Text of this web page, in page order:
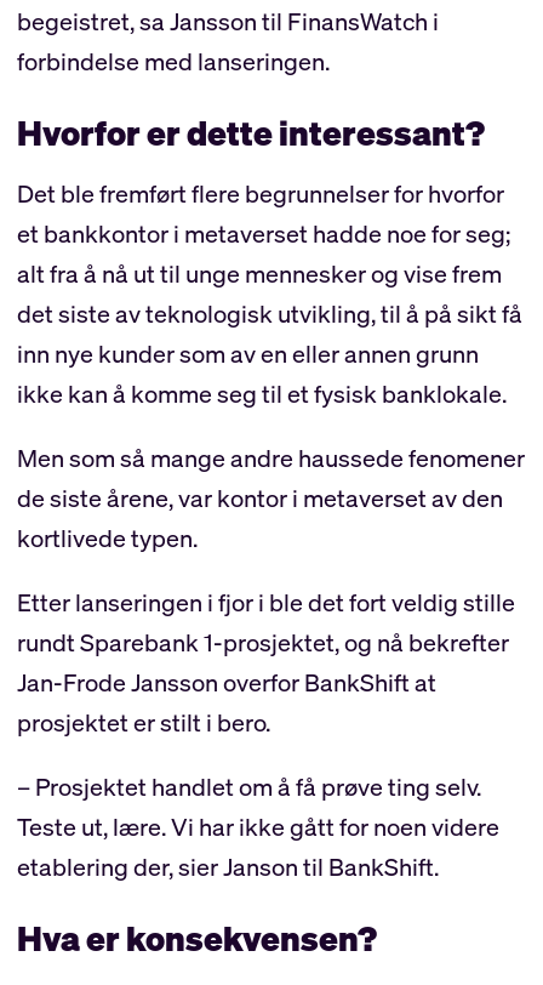
begeistret, sa Jansson til FinansWatch i
forbindelse med lanseringen.
Hvorfor er dette interessant?
Det ble fremført flere begrunnelser for hvorfor
et bankkontor i metaverset hadde noe for seg;
alt fra å nå ut til unge mennesker og vise frem
det siste av teknologisk utvikling, til å på sikt få
inn nye kunder som av en eller annen grunn
ikke kan å komme seg til et fysisk banklokale.
Men som så mange andre haussede fenomener
de siste årene, var kontor i metaverset av den
kortlivede typen.
Etter lanseringen i fjor i ble det fort veldig stille
rundt Sparebank 1-prosjektet, og nå bekrefter
Jan-Frode Jansson overfor BankShift at
prosjektet er stilt i bero.
– Prosjektet handlet om å få prøve ting selv.
Teste ut, lære. Vi har ikke gått for noen videre
etablering der, sier Janson til BankShift.
Hva er konsekvensen?